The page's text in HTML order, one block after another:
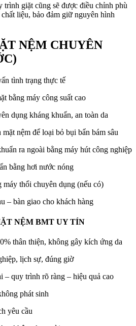
trình giặt cũng sẽ được điều chỉnh phù
liệu, bảo đảm giữ nguyên hình
NỆM CHUYÊN
tình trạng thực tế
bằng máy công suất cao
dụng kháng khuẩn, an toàn da
nệm để loại bỏ bụi bẩn bám sâu
ra ngoài bằng máy hút công nghiệp
bằng hơi nước nóng
máy thổi chuyên dụng (nếu có)
– bàn giao cho khách hàng
NỆM BMT UY TÍN
thân thiện, không gây kích ứng da
lịch sự, đúng giờ
– quy trình rõ ràng – hiệu quả cao
phát sinh
yêu cầu